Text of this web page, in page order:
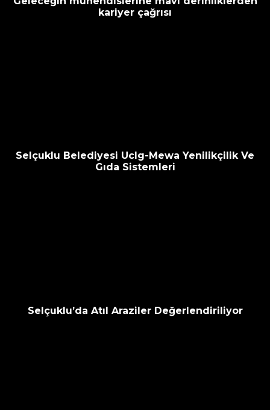
kariyer çağrısı
Selçuklu Belediyesi Uclg-Mewa Yenilikçilik Ve
Gıda Sistemleri
Selçuklu’da Atıl Araziler Değerlendiriliyor